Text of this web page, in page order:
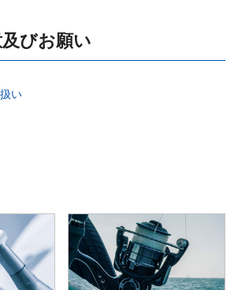
びお願い
い